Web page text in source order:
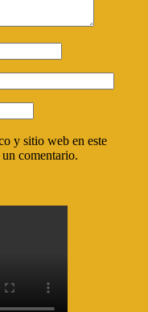
y sitio web en este
comentario.